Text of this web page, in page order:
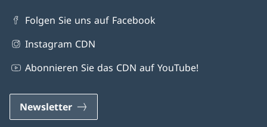
Folgen Sie uns auf Facebook
Instagram CDN
Abonnieren Sie das CDN auf YouTube!
Newsletter